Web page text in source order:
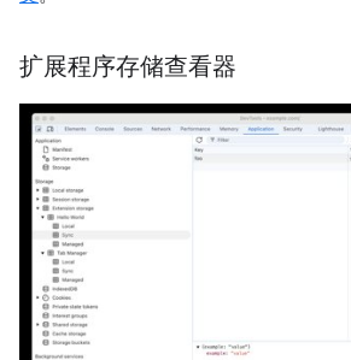
扩展程序存储查看器